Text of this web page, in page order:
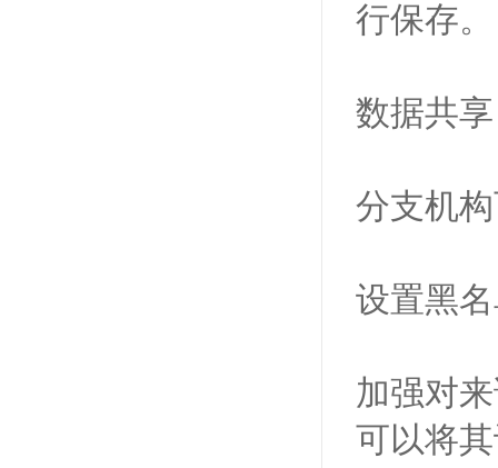
行保存。
数据共享
分支机
设置黑
加强对
可以将